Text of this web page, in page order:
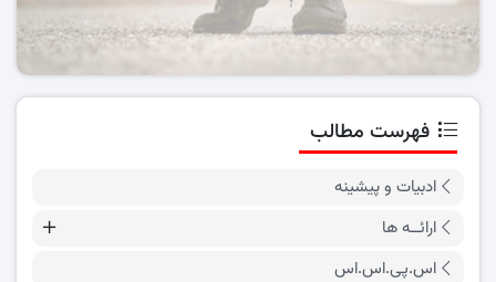
فهرست مطالب
ادبیات و پیشینه
ارائــه ها
اس.پی.اس.اس